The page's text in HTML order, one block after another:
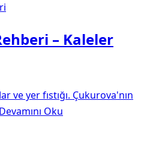
– Kaleler
ve yer fıstığı. Çukurova'nın
Devamını Oku